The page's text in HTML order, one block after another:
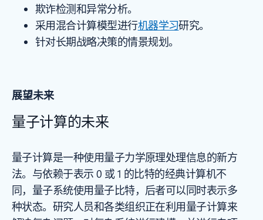
欺诈检测和异常分析。
采用混合计算模型进行机器学习研究。
针对长期战略决策的情景规划。
展望未来
量子计算的未来
量子计算是一种使用量子力学原理处理信息的新方
法。与依赖于表示 0 或 1 的比特的经典计算机不
同，量子系统使用量子比特，后者可以同时表示多
种状态。研究人员和各类组织正在利用量子计算来